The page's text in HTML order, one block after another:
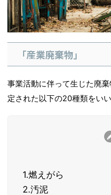
「産業廃棄物」
事業活動に伴って生じた廃
定された以下の20種類をいい
1.燃えがら
2.汚泥